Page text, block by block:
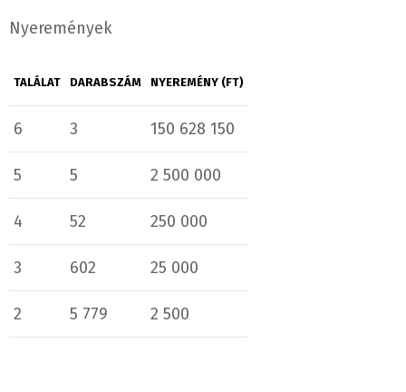
Nyeremények
TALÁLAT DARABSZÁM NYEREMÉNY (FT)
6 3 150 628 150
5 5 2 500 000
4 52 250 000
3 602 25 000
2 5 779 2 500